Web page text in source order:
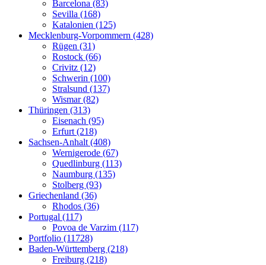
Barcelona (83)
Sevilla (168)
Katalonien (125)
Mecklenburg-Vorpommern (428)
Rügen (31)
Rostock (66)
Crivitz (12)
Schwerin (100)
Stralsund (137)
Wismar (82)
Thüringen (313)
Eisenach (95)
Erfurt (218)
Sachsen-Anhalt (408)
Wernigerode (67)
Quedlinburg (113)
Naumburg (135)
Stolberg (93)
Griechenland (36)
Rhodos (36)
Portugal (117)
Povoa de Varzim (117)
Portfolio (11728)
Baden-Württemberg (218)
Freiburg (218)